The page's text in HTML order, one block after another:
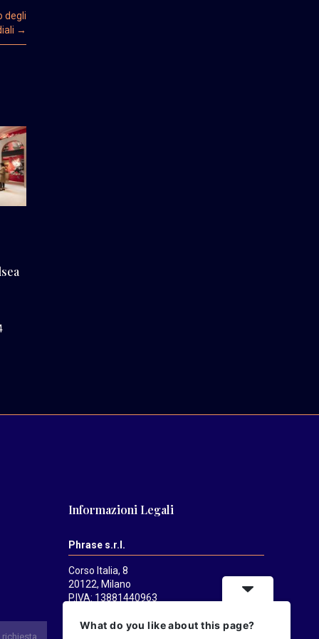
degli
→
Informazioni Legali
Phrase s.r.l.
Corso Italia, 8
20122, Milano
P.IVA: 13881440963
Mediatrendsè una testata registrata
What do you like about this page?